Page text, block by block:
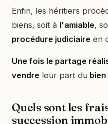
Enfin, les héritiers
biens, soit à l'amiable,
procédure judiciaire en
Une fois le partage
vendre leur part du bien
Quels sont les
succession